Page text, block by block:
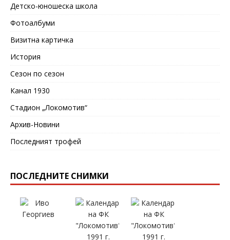
Детско-юношеска школа
Фотоалбуми
Визитна картичка
История
Сезон по сезон
Канал 1930
Стадион „Локомотив“
Архив-Новини
Последният трофей
ПОСЛЕДНИТЕ СНИМКИ